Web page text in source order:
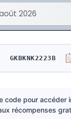
2026
GKBKNK2223B
code pour accéder
récompenses